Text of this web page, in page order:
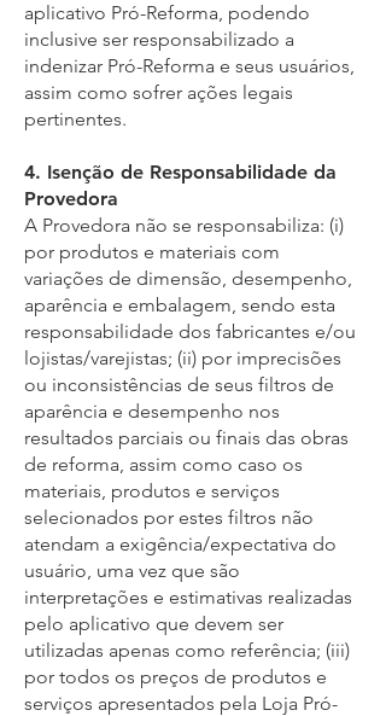
aplicativo Pró-Reforma, podendo
inclusive ser responsabilizado a
indenizar Pró-Reforma e seus usuários,
assim como sofrer ações legais
pertinentes.
4. Isenção de Responsabilidade da
Provedora
A Provedora não se responsabiliza: (i)
por produtos e materiais com
variações de dimensão, desempenho,
aparência e embalagem, sendo esta
responsabilidade dos fabricantes e/ou
lojistas/varejistas; (ii) por imprecisões
ou inconsistências de seus filtros de
aparência e desempenho nos
resultados parciais ou finais das obras
de reforma, assim como caso os
materiais, produtos e serviços
selecionados por estes filtros não
atendam a exigência/expectativa do
usuário, uma vez que são
interpretações e estimativas realizadas
pelo aplicativo que devem ser
utilizadas apenas como referência; (iii)
por todos os preços de produtos e
serviços apresentados pela Loja Pró-